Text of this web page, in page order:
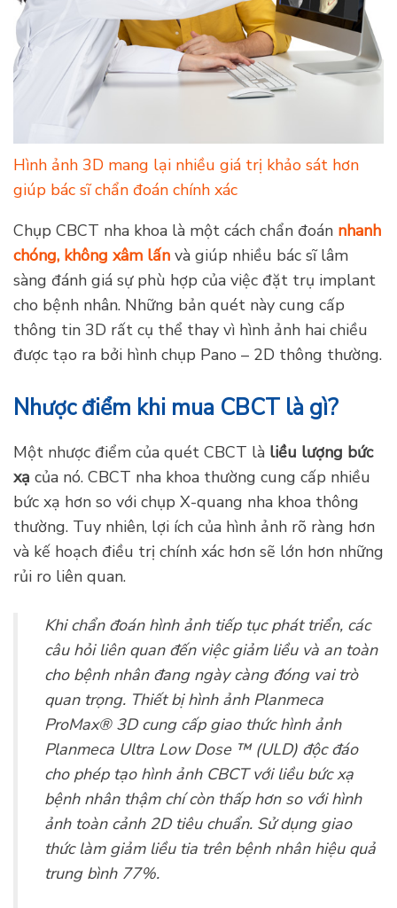
Hình ảnh 3D mang lại nhiều giá trị khảo sát hơn
chóng, không xâm lấnvà giúp nhiều bác sĩ lâm
sàng đánh giá sự phù hợp của việc đặt trụ implant
cho bệnh nhân. Những bản quét này cung cấp
thông tin 3D rất cụ thể thay vì hình ảnh hai chiều
được tạo ra bởi hình chụp Pano – 2D thông thường.
Một nhược điểm của quét CBCT là liều lượng bức
của nó. CBCT nha khoa thường cung cấp nhiều
bức xạ hơn so với chụp X-quang nha khoa thông
thường. Tuy nhiên, lợi ích của hình ảnh rõ ràng hơn
và kế hoạch điều trị chính xác hơn sẽ lớn hơn những
rủi ro liên quan.
Khi chẩn đoán hình ảnh tiếp tục phát triển, các
câu hỏi liên quan đến việc giảm liều và an toàn
cho bệnh nhân đang ngày càng đóng vai trò